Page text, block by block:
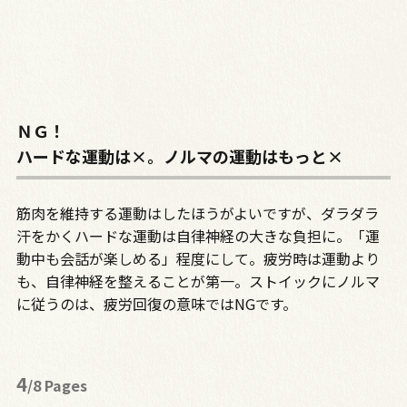
ＮＧ！
ハードな運動は×。ノルマの運動はもっと×
筋肉を維持する運動はしたほうがよいですが、ダラダラ
汗をかくハードな運動は自律神経の大きな負担に。「運
動中も会話が楽しめる」程度にして。疲労時は運動より
も、自律神経を整えることが第一。ストイックにノルマ
に従うのは、疲労回復の意味ではNGです。
4/8 Pages